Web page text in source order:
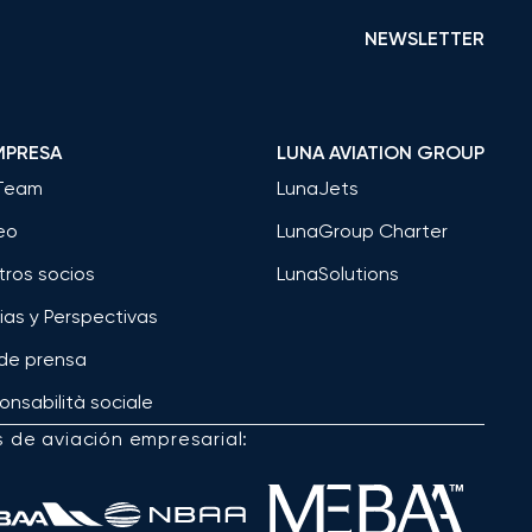
NEWSLETTER
socios
y Perspectivas
prensa
sociale
LUNA AVIATION GROUP
LunaJets
LunaGroup Charter
LunaSolutions
de aviación empresarial: